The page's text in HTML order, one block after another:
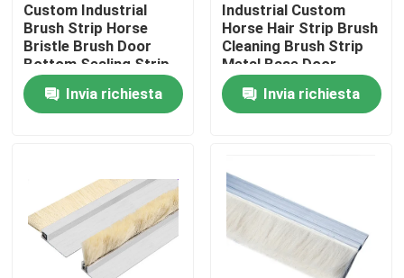
Casa
Prodotti
Fatory Tour
Controllo di qualità
Custom Industrial
Brush Strip Horse
Bristle Brush Door
Bottom Sealing Strip
Brush For
Sealing/Cleaning/Dust
Removal
Invia richiesta
Industrial Custom
Horse Hair Strip Brush
Cleaning Brush Strip
Metal Base Door
Sweep Brush Horse
Hair Strip Brush
Invia richiesta